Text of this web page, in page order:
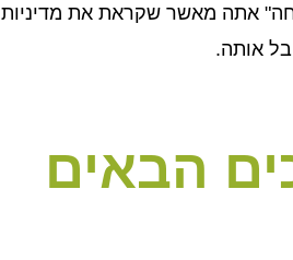
אתה מאשר שקראת את מדיניות
אותה.
הבאים